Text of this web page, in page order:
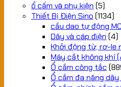
ổ cấm và phụ kiện (5)
Thiết Bị Điện Sino (1134)
cầu dao tự động
Dây và cáp điện (4)
Khởi động từ, rơ-le
Máy cắt không khí
Ổ cắm công tắc
Ổ cắm đa năng dây